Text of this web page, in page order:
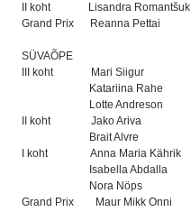
II koht Lisandra Romantšuk
Grand Prix Reanna Pettai
SÜVAÕPE
III koht Mari Siigur
Katariina Rahe
Lotte Andreson
II koht Jako Ariva
Brait Alvre
I koht Anna Maria Kährik
Isabella Abdalla
Nora Nöps
Grand Prix Maur Mikk Onni